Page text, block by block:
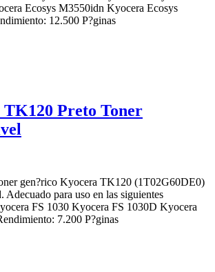
Ecosys M3550idn Kyocera Ecosys
12.500 P?ginas
Preto Toner
gen?rico Kyocera TK120 (1T02G60DE0)
Adecuado para uso en las siguientes
FS 1030 Kyocera FS 1030D Kyocera
7.200 P?ginas